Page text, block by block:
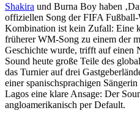
Shakira und Burna Boy haben
offiziellen Song der FIFA
Kombination ist kein Zufall: Eine
früherer WM-Song zu einem der
Geschichte wurde, trifft auf einen
Sound heute große Teile des
das Turnier auf drei
einer spanischsprachigen
Lagos eine klare Ansage: Der
angloamerikanisch per Default.